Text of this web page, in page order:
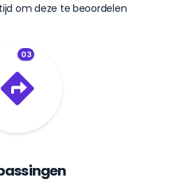
om deze te beoordelen
03